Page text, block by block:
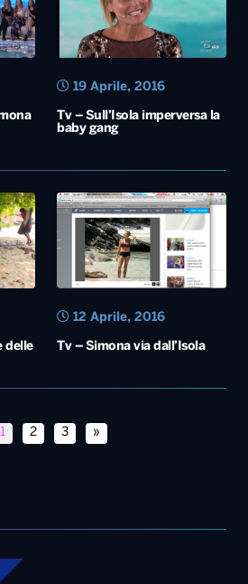
Tv – Sull’Isola imperversa la
baby gang
19 Aprile, 2016
delle
Tv – Simona via dall’Isola
12 Aprile, 2016
1 2 3 »